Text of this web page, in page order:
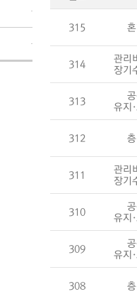
315
314
관리
장기
313
유지
312
311
관리
장기
310
유지
309
유지
308